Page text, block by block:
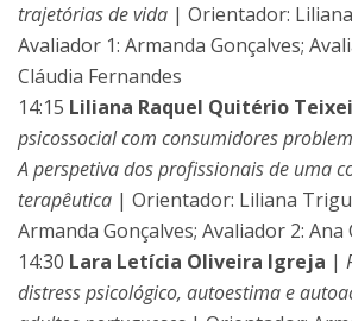
trajetórias de vida | Orientador:
Avaliador 1: Armanda Gonçalves;
Cláudia Fernandes
14:15 Liliana Raquel Quitério
psicossocial com consumidores
A perspetiva dos profissionais de uma
terapêutica | Orientador: Liliana
Armanda Gonçalves; Avaliador 2: Ana
14:30 Lara Letícia Oliveira Igreja |
distress psicológico, autoestima e